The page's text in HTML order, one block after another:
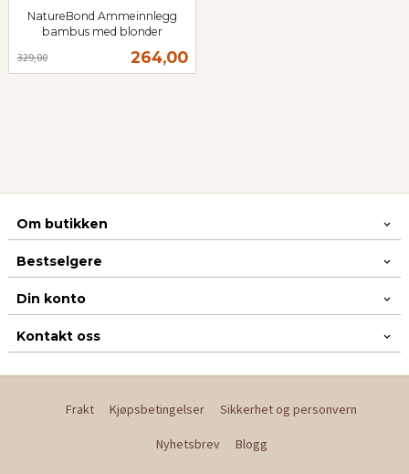
NatureBond Ammeinnlegg
bambus med blonder
Tilbud
264,00
329,00
mva.
Om butikken
Bestselgere
Din konto
Kontakt oss
Frakt Kjøpsbetingelser Sikkerhet og personvern
Nyhetsbrev Blogg